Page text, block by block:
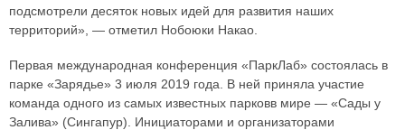
подсмотрели десяток новых идей для развития наших
территорий», — отметил Нобоюки Накао.
Первая международная конференция «ПаркЛаб» состоялась в
парке «Зарядье» 3 июля 2019 года. В ней приняла участие
команда одного из самых известных парковв мире — «Сады у
Залива» (Сингапур). Инициаторами и организаторами